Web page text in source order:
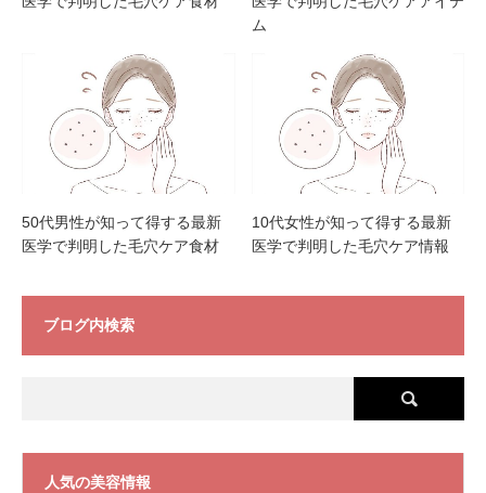
ム
50代男性が知って得する最新
医学で判明した毛穴ケア食材
10代女性が知って得する最新
医学で判明した毛穴ケア情報
ブログ内検索
人気の美容情報